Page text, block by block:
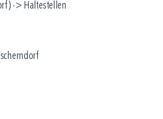
-> Haltestellen